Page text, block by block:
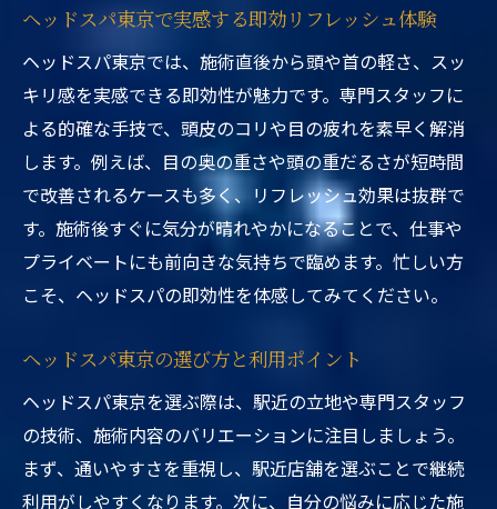
ヘッドスパ東京で実感する即効リフレッシュ体験
ヘッドスパ東京では、施術直後から頭や首の軽さ、スッ
キリ感を実感できる即効性が魅力です。専門スタッフに
よる的確な手技で、頭皮のコリや目の疲れを素早く解消
します。例えば、目の奥の重さや頭の重だるさが短時間
で改善されるケースも多く、リフレッシュ効果は抜群で
す。施術後すぐに気分が晴れやかになることで、仕事や
プライベートにも前向きな気持ちで臨めます。忙しい方
こそ、ヘッドスパの即効性を体感してみてください。
ヘッドスパ東京の選び方と利用ポイント
ヘッドスパ東京を選ぶ際は、駅近の立地や専門スタッフ
の技術、施術内容のバリエーションに注目しましょう。
まず、通いやすさを重視し、駅近店舗を選ぶことで継続
利用がしやすくなります。次に、自分の悩みに応じた施